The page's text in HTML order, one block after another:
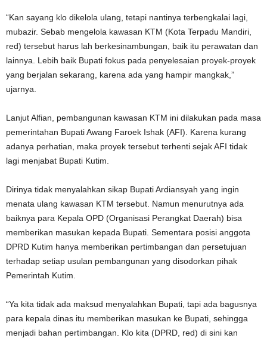
“Kan sayang klo dikelola ulang, tetapi nantinya terbengkalai lagi,
mubazir. Sebab mengelola kawasan KTM (Kota Terpadu Mandiri,
red) tersebut harus lah berkesinambungan, baik itu perawatan dan
lainnya. Lebih baik Bupati fokus pada penyelesaian proyek-proyek
yang berjalan sekarang, karena ada yang hampir mangkak,”
ujarnya.
Lanjut Alfian, pembangunan kawasan KTM ini dilakukan pada masa
pemerintahan Bupati Awang Faroek Ishak (AFI). Karena kurang
adanya perhatian, maka proyek tersebut terhenti sejak AFI tidak
lagi menjabat Bupati Kutim.
Dirinya tidak menyalahkan sikap Bupati Ardiansyah yang ingin
menata ulang kawasan KTM tersebut. Namun menurutnya ada
baiknya para Kepala OPD (Organisasi Perangkat Daerah) bisa
memberikan masukan kepada Bupati. Sementara posisi anggota
DPRD Kutim hanya memberikan pertimbangan dan persetujuan
terhadap setiap usulan pembangunan yang disodorkan pihak
Pemerintah Kutim.
“Ya kita tidak ada maksud menyalahkan Bupati, tapi ada bagusnya
para kepala dinas itu memberikan masukan ke Bupati, sehingga
menjadi bahan pertimbangan. Klo kita (DPRD, red) di sini kan